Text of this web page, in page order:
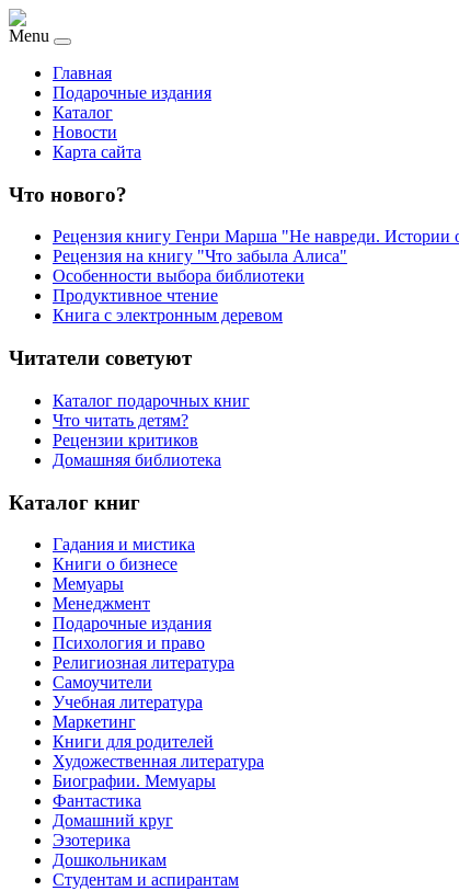
Menu
Главная
Подарочные издания
Каталог
Новости
Карта сайта
Что нового?
Рецензия книгу Генри Марша "Не навреди. Истории
Рецензия на книгу "Что забыла Алиса"
Особенности выбора библиотеки
Продуктивное чтение
Книга с электронным деревом
Читатели советуют
Каталог подарочных книг
Что читать детям?
Рецензии критиков
Домашняя библиотека
Каталог книг
Гадания и мистика
Книги о бизнесе
Мемуары
Менеджмент
Подарочные издания
Психология и право
Религиозная литература
Самоучители
Учебная литература
Маркетинг
Книги для родителей
Художественная литература
Биографии. Мемуары
Фантастика
Домашний круг
Эзотерика
Дошкольникам
Студентам и аспирантам